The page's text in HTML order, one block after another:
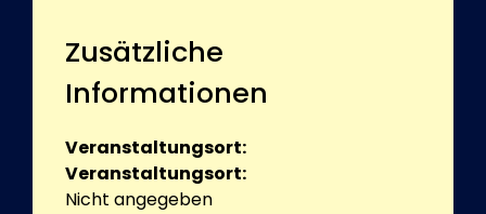
Zusätzliche
Informationen
Veranstaltungsort:
Veranstaltungsort:
Nicht angegeben